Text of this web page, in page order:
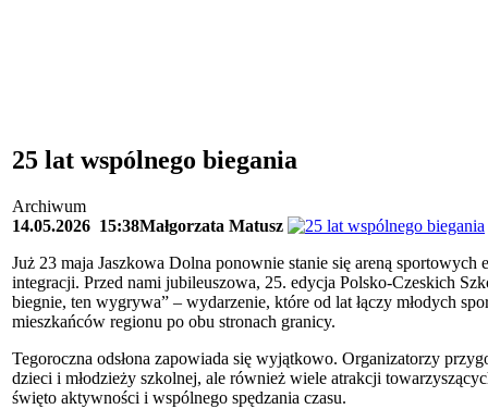
25 lat wspólnego biegania
Archiwum
14.05.2026 15:38Małgorzata Matusz
Już 23 maja Jaszkowa Dolna ponownie stanie się areną
integracji. Przed nami jubileuszowa, 25. edycja Polsko-Czeskich
biegnie, ten wygrywa” – wydarzenie, które od lat łączy młodych
mieszkańców regionu po obu stronach granicy.
Tegoroczna odsłona zapowiada się wyjątkowo. Organizatorzy
dzieci i młodzieży szkolnej, ale również wiele atrakcji
święto aktywności i wspólnego spędzania czasu.